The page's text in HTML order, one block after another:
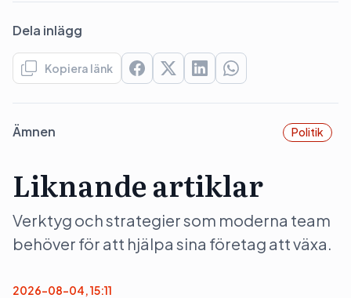
Dela inlägg
Kopiera länk
Ämnen Politik
Liknande artiklar
Verktyg och strategier som moderna team
behöver för att hjälpa sina företag att växa.
2026-08-04, 15:11